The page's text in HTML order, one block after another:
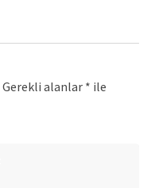
Gerekli alanlar * ile